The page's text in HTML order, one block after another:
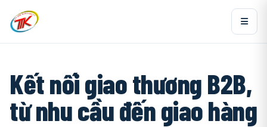
Kết nối giao thương B2B,
từ nhu cầu đến giao hàng